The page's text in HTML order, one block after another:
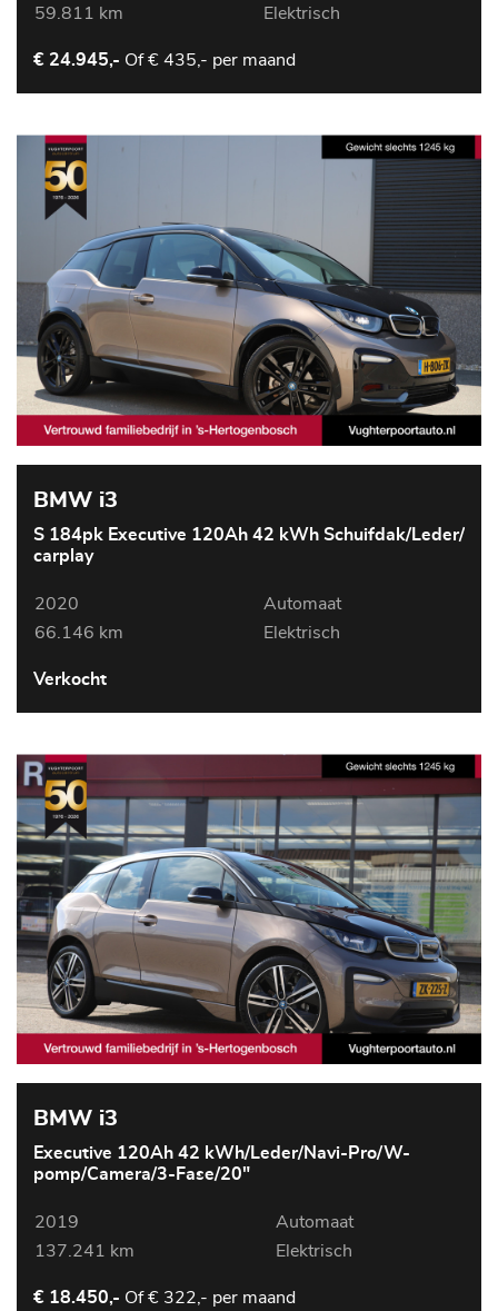
59.811 km
Elektrisch
€ 24.945,- Of€ 435,- per maand
BMW i3
S 184pk Executive 120Ah 42 kWh Schuifdak/Leder/
carplay
2020
Automaat
66.146 km
Elektrisch
Verkocht
BMW i3
Executive 120Ah 42 kWh/Leder/Navi-Pro/W-
pomp/Camera/3-Fase/20"
2019
Automaat
137.241 km
Elektrisch
€ 18.450,- Of€ 322,- per maand